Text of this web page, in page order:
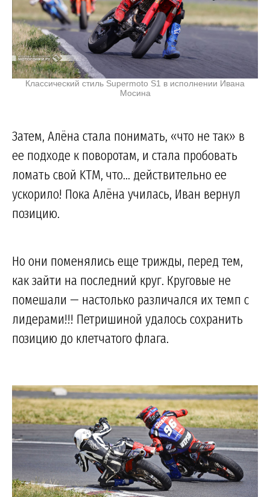
Классический стиль Supermoto S1 в исполнении Ивана
Мосина
Затем, Алёна стала понимать, «что не так» в
ее подходе к поворотам, и стала пробовать
ломать свой KTM, что... действительно ее
ускорило! Пока Алёна училась, Иван вернул
позицию.
Но они поменялись еще трижды, перед тем,
как зайти на последний круг. Круговые не
помешали — настолько различался их темп с
лидерами!!! Петришиной удалось сохранить
позицию до клетчатого флага.